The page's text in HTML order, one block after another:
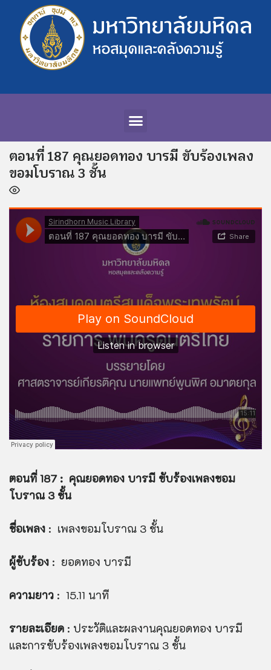
ตอนที่ 187 คุณยอดทอง บารมี ขับร้องเพลง
ขอมโบราณ 3 ชั้น
ตอนที่ 187 : คุณยอดทอง บารมี ขับร้องเพลงขอม
โบราณ 3 ชั้น
ชื่อเพลง : เพลงขอมโบราณ 3 ชั้น
ผู้ขับร้อง : ยอดทอง บารมี
ความยาว : 15.11 นาที
รายละเอียด : ประวัติและผลงานคุณยอดทอง บารมี
และการขับร้องเพลงขอมโบราณ 3 ชั้น